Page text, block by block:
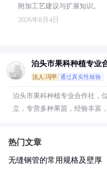
附加工艺建议与扩展知识。
2026年8月4日
泊头市果科种植专业
法人:冯甲 通过真实性核验
泊头市果科种植专业合作社，
立，专营多种果苗，经验丰富
热门文章
无缝钢管的常用规格及壁厚